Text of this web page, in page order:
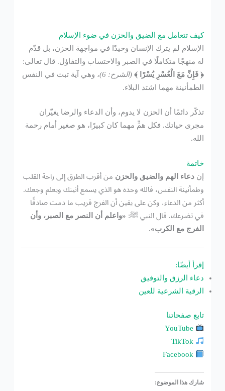
كيف تتعامل مع الضيق والحزن في ضوء الإسلام
الإسلام لم يترك الإنسان وحيدًا في مواجهة الحزن، بل قدّم
له منهجًا متكاملًا في الصبر والاحتساب والتفاؤل. قال تعالى:
﴿ فَإِنَّ مَعَ الْعُسْرِ يُسْرًا ﴾ (الشرح: 6)
، وهي آية تبث في النفس
الطمأنينة مهما اشتد البلاء.
تذكّر دائمًا أن الحزن لا يدوم، وأن الدعاء والرضا يغيّران
مجرى حياتك. فكل همٍّ مهما كان كبيرًا، هو صغير أمام رحمة
الله.
خاتمة
إندعاء الهم والضيق والحزن من أقرب الطرق إلى راحة القلب
وطمأنينة النفس، فالله وحده هو الذي يسمع أنينك ويعلم وجعك.
أكثر من الدعاء، وكن على يقين أن الفرج قريب ما دمت صادقًا
في تضرعك. قال النبي ﷺ: «واعلم أن النصر مع الصبر، وأن
الفرج مع الكرب».
إقرأ أيضًا:
دعاء الرزق والتوفيق
الرقية الشرعية للعين
تابع صفحاتنا
شارك هذا الموضوع: